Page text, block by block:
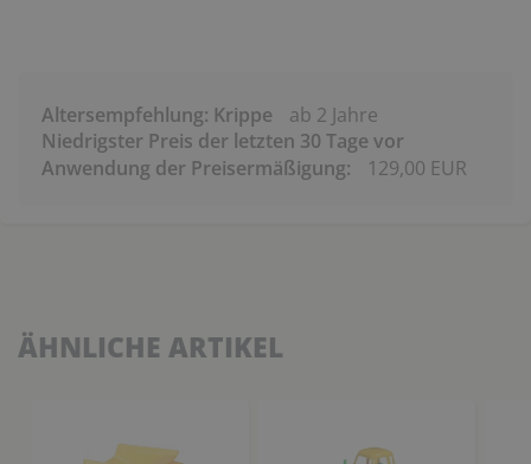
Altersempfehlung: Krippe
ab 2 Jahre
Niedrigster Preis der letzten 30 Tage vor
Anwendung der Preisermäßigung:
129,00 EUR
ÄHNLICHE ARTIKEL